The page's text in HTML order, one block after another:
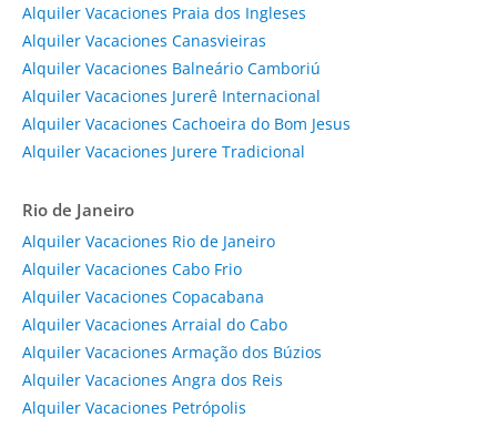
Alquiler Vacaciones Praia dos Ingleses
Alquiler Vacaciones Canasvieiras
Alquiler Vacaciones Balneário Camboriú
Alquiler Vacaciones Jurerê Internacional
Alquiler Vacaciones Cachoeira do Bom Jesus
Alquiler Vacaciones Jurere Tradicional
Rio de Janeiro
Alquiler Vacaciones Rio de Janeiro
Alquiler Vacaciones Cabo Frio
Alquiler Vacaciones Copacabana
Alquiler Vacaciones Arraial do Cabo
Alquiler Vacaciones Armação dos Búzios
Alquiler Vacaciones Angra dos Reis
Alquiler Vacaciones Petrópolis